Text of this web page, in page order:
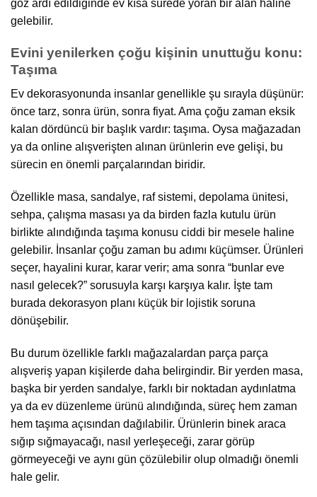
göz ardı edildiğinde ev kısa sürede yoran bir alan haline
gelebilir.
Evini yenilerken çoğu kişinin unuttuğu konu:
Taşıma
Ev dekorasyonunda insanlar genellikle şu sırayla düşünür:
önce tarz, sonra ürün, sonra fiyat. Ama çoğu zaman eksik
kalan dördüncü bir başlık vardır: taşıma. Oysa mağazadan
ya da online alışverişten alınan ürünlerin eve gelişi, bu
sürecin en önemli parçalarından biridir.
Özellikle masa, sandalye, raf sistemi, depolama ünitesi,
sehpa, çalışma masası ya da birden fazla kutulu ürün
birlikte alındığında taşıma konusu ciddi bir mesele haline
gelebilir. İnsanlar çoğu zaman bu adımı küçümser. Ürünleri
seçer, hayalini kurar, karar verir; ama sonra “bunlar eve
nasıl gelecek?” sorusuyla karşı karşıya kalır. İşte tam
burada dekorasyon planı küçük bir lojistik soruna
dönüşebilir.
Bu durum özellikle farklı mağazalardan parça parça
alışveriş yapan kişilerde daha belirgindir. Bir yerden masa,
başka bir yerden sandalye, farklı bir noktadan aydınlatma
ya da ev düzenleme ürünü alındığında, süreç hem zaman
hem taşıma açısından dağılabilir. Ürünlerin binek araca
sığıp sığmayacağı, nasıl yerleşeceği, zarar görüp
görmeyeceği ve aynı gün çözülebilir olup olmadığı önemli
hale gelir.